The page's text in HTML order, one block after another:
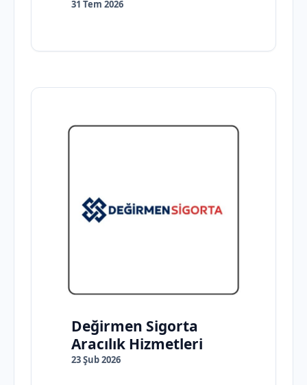
31 Tem 2026
Değirmen Sigorta
Aracılık Hizmetleri
23 Şub 2026